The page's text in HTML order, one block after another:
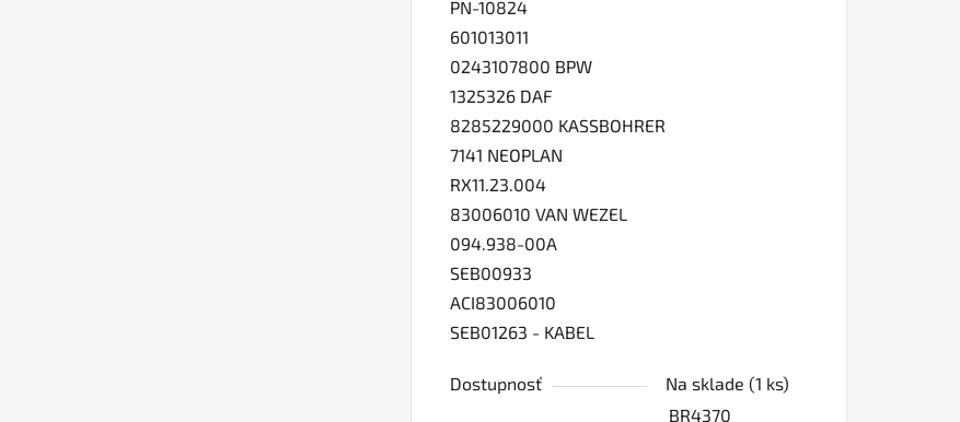
PN-10824
601013011
0243107800 BPW
1325326 DAF
8285229000 KASSBOHRER
7141 NEOPLAN
RX11.23.004
83006010 VAN WEZEL
094.938-00A
SEB00933
ACI83006010
SEB01263 - KABEL
Dostupnosť Na sklade (1 ks)
BR4370